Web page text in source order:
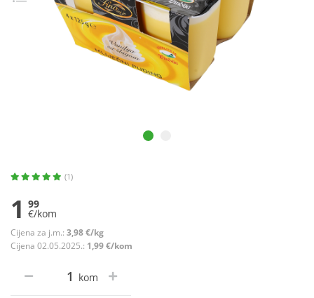
(1)
1 99
€/kom
Cijena za j.m.: 3,98 €/kg
Cijena 02.05.2025.: 1,99 €/kom
kom